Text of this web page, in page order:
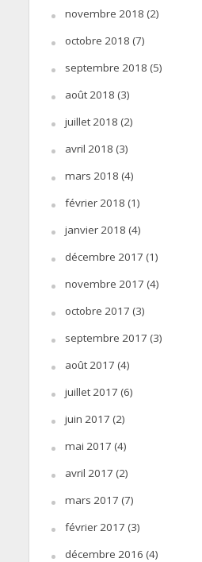
novembre 2018 (2)
octobre 2018 (7)
septembre 2018 (5)
août 2018 (3)
juillet 2018 (2)
avril 2018 (3)
mars 2018 (4)
février 2018 (1)
janvier 2018 (4)
décembre 2017 (1)
novembre 2017 (4)
octobre 2017 (3)
septembre 2017 (3)
août 2017 (4)
juillet 2017 (6)
juin 2017 (2)
mai 2017 (4)
avril 2017 (2)
mars 2017 (7)
février 2017 (3)
décembre 2016 (4)